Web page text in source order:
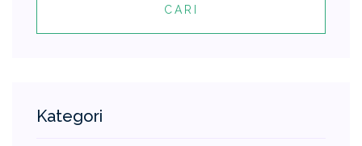
CARI
Kategori